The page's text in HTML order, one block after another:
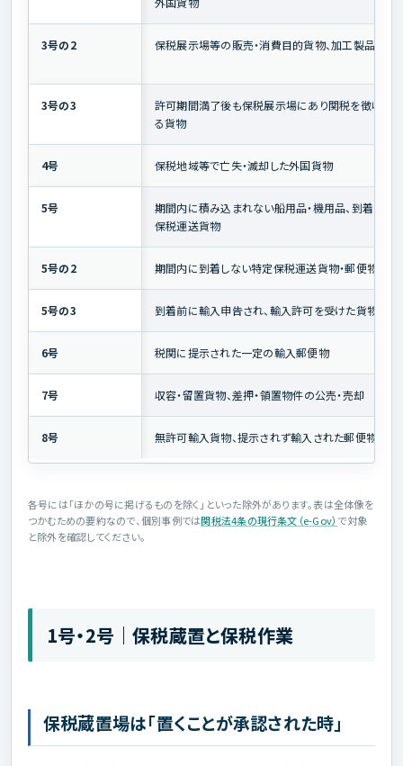
3号の2 保税展示場等の販売・消費目的貨物、加工製品等
3号の3
許可期間満了後も保税展示場にあり関税を徴収され
る貨物
4号 保税地域等で亡失・滅却した外国貨物
5号
期間内に積み込まれない船用品・機用品、到着しない
保税運送貨物
5号の2 期間内に到着しない特定保税運送貨物・郵便物
5号の3 到着前に輸入申告され、輸入許可を受けた貨物
6号 税関に提示された一定の輸入郵便物
7号 収容・留置貨物、差押・領置物件の公売・売却
8号 無許可輸入貨物、提示されず輸入された郵便物
各号には「ほかの号に掲げるものを除く」といった除外があります。表は全体像を
つかむための要約なので、個別事例では関税法4条の現行条文（e-Gov） で対象
と除外を確認してください。
1号・2号｜保税蔵置と保税作業
保税蔵置場は「置くことが承認された時」